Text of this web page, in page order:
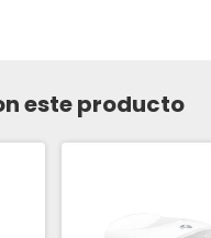
este producto